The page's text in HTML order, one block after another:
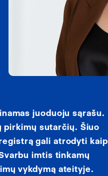
juoduoju sąrašu.
pirkimų sutarčių. Šiuo
gali atrodyti kaip
imtis tinkamų
vykdymą ateityje.